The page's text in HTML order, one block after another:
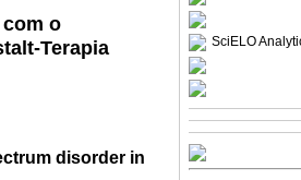
SciELO
o
Terapia
disorder in